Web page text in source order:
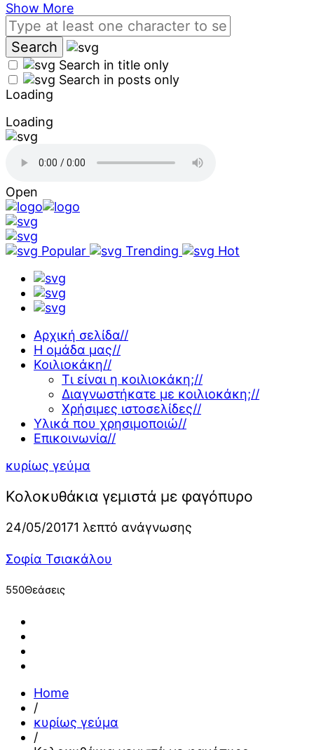
Show More
Search in title only
Search in posts only
Loading
Loading
Open
Popular Trending Hot
Αρχική σελίδα//
Η ομάδα μας//
Κοιλιοκάκη//
Τι είναι η κοιλιοκάκη;//
Διαγνωστήκατε με κοιλιοκάκη;//
Χρήσιμες ιστοσελίδες//
Υλικά που χρησιμοποιώ//
Επικοινωνία//
κυρίως γεύμα
Κολοκυθάκια γεμιστά με φαγόπυρο
24/05/20171 λεπτό ανάγνωσης
Σοφία Τσιακάλου
550Θεάσεις
Home
/
κυρίως γεύμα
/